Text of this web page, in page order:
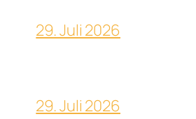
29. Juli 2026
29. Juli 2026